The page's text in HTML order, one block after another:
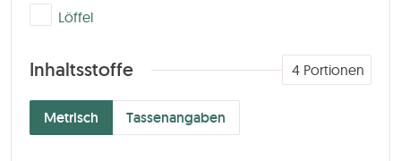
▢Löffel
Inhaltsstoffe
Metrisch Tassenangaben
4 Portionen